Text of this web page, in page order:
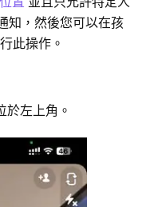
知，然後您可以在孩
此操作。
左上角。